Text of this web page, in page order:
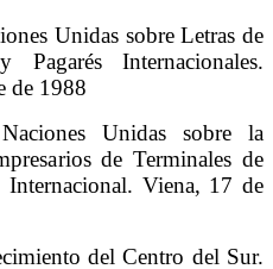
Unidas sobre Letras de
Pagarés Internacionales.
de 1988
Unidas sobre la
de Terminales de
Viena, 17 de
del Centro del Sur.